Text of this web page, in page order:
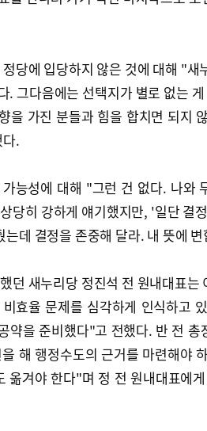
당에 입당하지 않은 것에 대해 "새
. 그다음에는 선택지가 별로 없는
을 가진 분들과 힘을 합치면 되지
.
능성에 대해 "그런 건 없다. 나와
당히 강하게 얘기했지만, '일단 결
는데 결정을 존중해 달라. 내 뜻에
던 새누리당 정진석 전 원내대표
효율 문제를 심각하게 인식하고
약을 준비했다"고 전했다. 반 전
해 행정수도의 근거를 마련해야
옮겨야 한다"며 정 전 원내대표에